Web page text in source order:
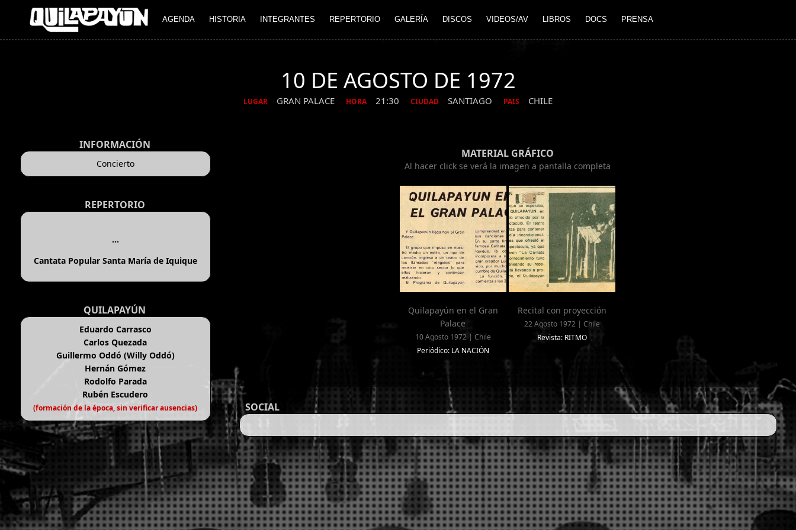
AGENDA HISTORIA INTEGRANTES REPERTORIO GALERÍA DISCOS VIDEOS/AV LIBROS DOCS PRENSA
10 DE AGOSTO DE 1972
LUGAR GRAN PALACE HORA 21:30 CIUDAD SANTIAGO PAIS CHILE
INFORMACIÓN
Concierto
REPERTORIO
...
Cantata Popular Santa María de Iquique
QUILAPAYÚN
Eduardo Carrasco
Carlos Quezada
Guillermo Oddó (Willy Oddó)
Hernán Gómez
Rodolfo Parada
Rubén Escudero
(formación de la época, sin verificar ausencias)
MATERIAL GRÁFICO
Al hacer click se verá la imagen a pantalla completa
Quilapayún en el Gran
Palace
10 Agosto 1972 | Chile
Periódico: LA NACIÓN
Recital con proyección
22 Agosto 1972 | Chile
Revista: RITMO
SOCIAL